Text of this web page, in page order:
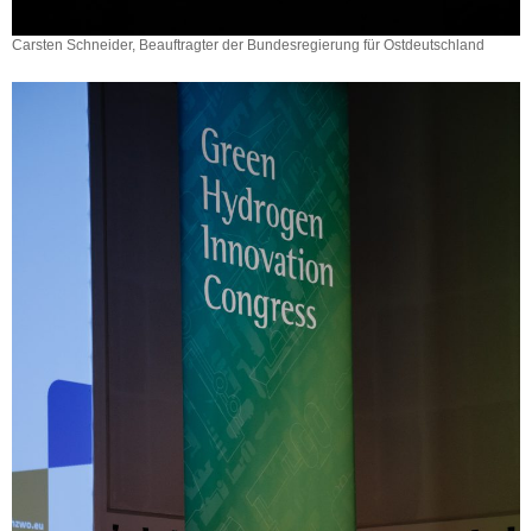
Carsten Schneider, Beauftragter der Bundesregierung für Ostdeutschland